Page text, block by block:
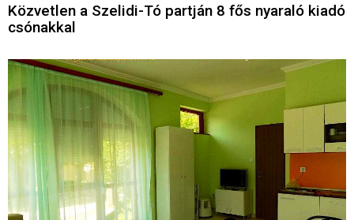
Közvetlen a Szelidi-Tó partján 8 fős nyaraló kiadó
csónakkal